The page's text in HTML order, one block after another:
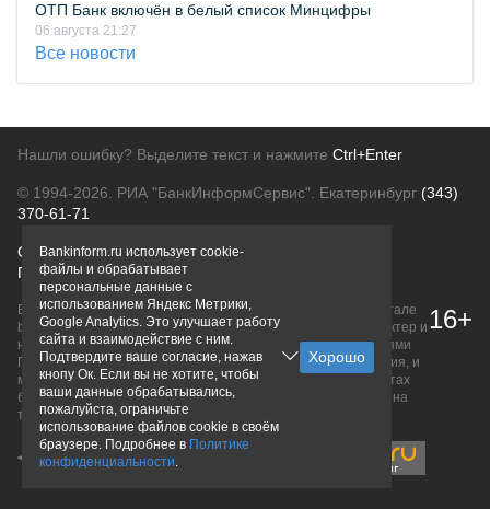
ОТП Банк включён в белый список Минцифры
06 августа 21:27
Все новости
Нашли ошибку? Выделите текст и нажмите Ctrl+Enter
© 1994-2026. РИА "БанкИнформСервис". Екатеринбург (343)
370-61-71
О проектеПолитика конфиденциальности
Правовая информацияДля рекламодателей
Вся информация о продуктах банков, размещенная на портале
bankinform.ru, носит исключительно ознакомительный характер и
не является публичной офертой, определяемой положениями
ГК РФ. Информация не содержит точного и полного описания, и
может быть изменена. Конечные условия уточняйте на сайтах
банков или при личном обращении. Исключительное право на
товарные знаки принадлежит их правообладателям.
16+
Bankinform.ru использует cookie-
файлы и обрабатывает
персональные данные с
использованием Яндекс Метрики,
Google Analytics. Это улучшает работу
сайта и взаимодействие с ним.
Подтвердите ваше согласие, нажав
кнопу Ок. Если вы не хотите, чтобы
ваши данные обрабатывались,
пожалуйста, ограничьте
использование файлов cookie в своём
браузере. Подробнее в Политике
конфиденциальности.